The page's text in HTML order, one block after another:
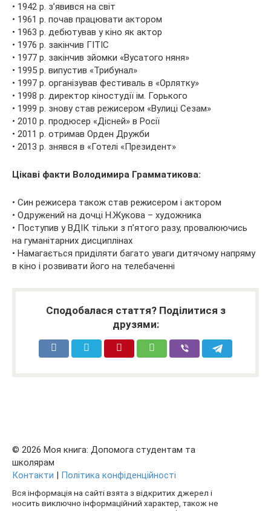
• 1942 р. з’явився на світ
• 1961 р. почав працювати актором
• 1963 р. дебютував у кіно як актор
• 1976 р. закінчив ГІТІС
• 1977 р. закінчив зйомки «Вусатого няня»
• 1995 р. випустив «Трибунал»
• 1997 р. організував фестиваль в «Орлятку»
• 1998 р. директор кіностудії ім. Горького
• 1999 р. знову став режисером «Вулиці Сезам»
• 2010 р. продюсер «Дісней» в Росії
• 2011 р. отримав Орден Дружби
• 2013 р. знявся в «Готелі «Президент»
Цікаві факти Володимира Грамматикова:
• Син режисера також став режисером і актором
• Одружений на дочці Н.Жукова – художника
• Поступив у ВДІК тільки з п’ятого разу, провалюючись
на гуманітарних дисциплінах
• Намагається приділяти багато уваги дитячому напряму
в кіно і розвивати його на телебаченні
Сподобалася стаття? Поділитися з
друзями:
© 2026 Моя книга: Допомога студентам та
школярам
Контакти | Політика конфіденційності
Вся інформація на сайті взята з відкритих джерел і
носить виключно інформаційний характер, також не